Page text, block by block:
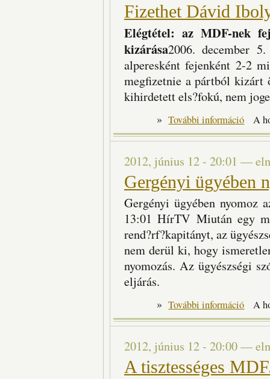
Fizethet Dávid
Elégtétel: az MDF-nek
kizárása2006. december
alperesként fejenként 2-2
megfizetnie a pártból kizárt
kihirdetett els?fokú, nem
» További információ A
2012, június 12 - 20:01 —
Gergényi ügyében
Gergényi ügyében nyomoz
13:01 HírTV Miután egy
rend?rf?kapitányt, az
nem derül ki, hogy
nyomozás. Az ügyészségi
eljárás.
» További információ A
2012, június 12 - 20:00—
A tisztességes